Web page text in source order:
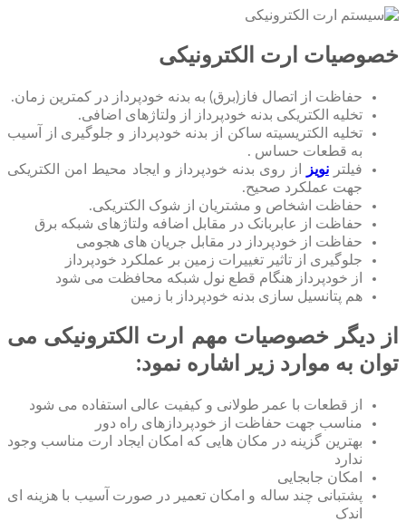
خصوصیات ارت الکترونیکی
حفاظت از اتصال فاز(برق) به بدنه خودپرداز در کمترین زمان.
تخلیه الکتریکی بدنه خودپرداز از ولتاژهای اضافی.
تخلیه الکتریسیته ساکن از بدنه خودپرداز و جلوگیری از آسیب
به قطعات حساس .
فیلترنویز
از روی بدنه خودپرداز و ایجاد محیط امن الکتریکی
جهت عملکرد صحیح.
حفاظت اشخاص و مشتریان از شوک الکتریکی.
حفاظت از عابربانک در مقابل اضافه ولتاژهای شبکه برق
حفاظت از خودپرداز در مقابل جریان های هجومی
جلوگیری از تاثیر تغییرات زمین بر عملکرد خودپرداز
از خودپرداز هنگام قطع نول شبکه محافظت می شود
هم پتانسیل سازی بدنه خودپرداز با زمین
از دیگر خصوصیات مهم ارت الکترونیکی می
توان به موارد زیر اشاره نمود:
از قطعات با عمر طولانی و کیفیت عالی استفاده می شود
مناسب جهت حفاظت از خودپردازهای راه دور
بهترین گزینه در مکان هایی که امکان ایجاد ارت مناسب وجود
ندارد
امکان جابجایی
پشتبانی چند ساله و امکان تعمیر در صورت آسیب با هزینه ای
اندک